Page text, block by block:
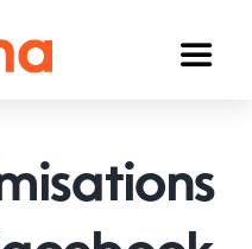
Toggle